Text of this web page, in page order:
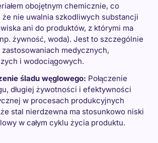
obojętnym chemicznie, co
że nie uwalnia szkodliwych substancji
ani do produktów, z którymi ma
żywność, woda). Jest to szczególnie
zastosowaniach medycznych,
i wodociągowych.
śladu węglowego: Połączenie
długiej żywotności i efektywności
w procesach produkcyjnych
stal nierdzewna ma stosunkowo niski
w całym cyklu życia produktu.